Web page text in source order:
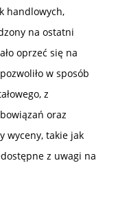
handlowych,
na ostatni
oprzeć się na
w sposób
z
oraz
wyceny, takie jak
z uwagi na